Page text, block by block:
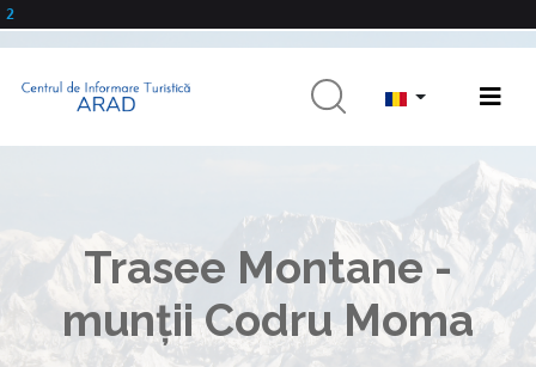
2
Trasee Montane -
munții Codru Moma